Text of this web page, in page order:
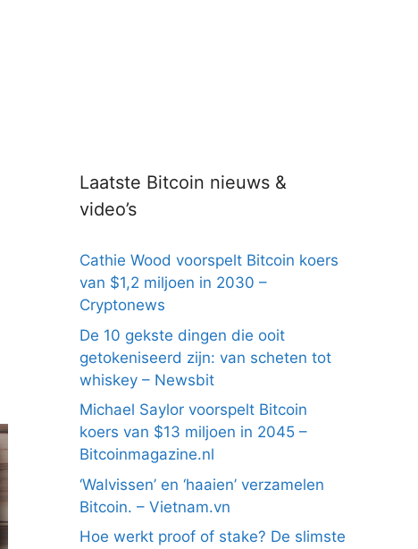
Laatste Bitcoin nieuws &
video’s
Cathie Wood voorspelt Bitcoin koers
van $1,2 miljoen in 2030 –
Cryptonews
De 10 gekste dingen die ooit
getokeniseerd zijn: van scheten tot
whiskey – Newsbit
Michael Saylor voorspelt Bitcoin
koers van $13 miljoen in 2045 –
Bitcoinmagazine.nl
‘Walvissen’ en ‘haaien’ verzamelen
Bitcoin. – Vietnam.vn
Hoe werkt proof of stake? De slimste